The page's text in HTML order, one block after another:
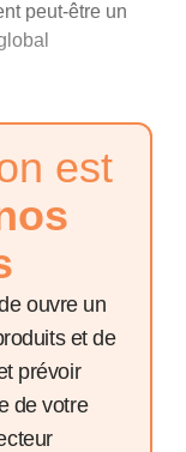
peut-être un
est
ouvre un
et de
prévoir
de votre